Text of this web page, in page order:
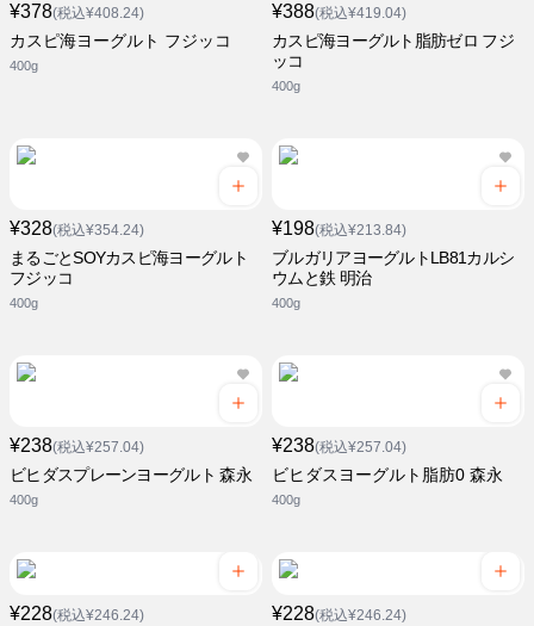
¥378(税込¥408.24)
カスピ海ヨーグルト フジッコ
400g
¥388(税込¥419.04)
カスピ海ヨーグルト脂肪ゼロ フジ
ッコ
400g
¥328(税込¥354.24)
まるごとSOYカスピ海ヨーグルト
フジッコ
400g
¥198(税込¥213.84)
ブルガリアヨーグルトLB81カルシ
ウムと鉄 明治
400g
¥238(税込¥257.04)
ビヒダスプレーンヨーグルト 森永
400g
¥238(税込¥257.04)
ビヒダスヨーグルト脂肪0 森永
400g
¥228(税込¥246.24) ¥228(税込¥246.24)